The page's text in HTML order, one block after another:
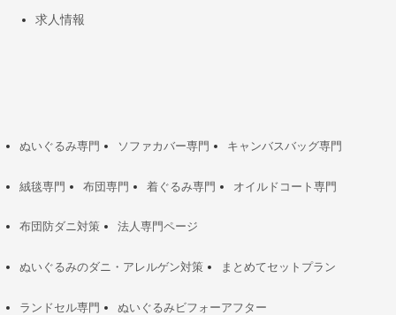
求人情報
ぬいぐるみ専門 ソファカバー専門 キャンバスバッグ専門
絨毯専門 布団専門 着ぐるみ専門 オイルドコート専門
布団防ダニ対策 法人専門ページ
ぬいぐるみのダニ・アレルゲン対策 まとめてセットプラン
ランドセル専門 ぬいぐるみビフォーアフター